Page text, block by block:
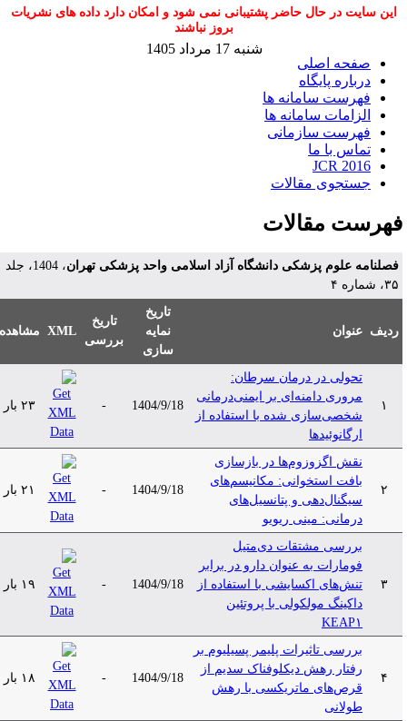
این سایت در حال حاضر پشتیبانی نمی شود و امکان دارد داده های نشریات
بروز نباشند
صفحه اصلی
درباره پایگاه
فهرست سامانه ها
الزامات سامانه ها
فهرست سازمانی
تماس با ما
JCR 2016
جستجوی مقالات
شنبه 17 مرداد 1405
مقالات
فصلنامه علوم پزشکی دانشگاه آزاد اسلامی واحد پزشکی تهران
، 1404، جلد
۳۵، شماره ۴
ردیف عنوان
تاریخ
نمایه
سازی
تاریخ
بررسی
XML مشاهده
تحولی در درمان سرطان:
مروری دامنه‌ای بر ایمنی‌درمانی
شخصی‌سازی شده با استفاده از
ارگانوئیدها
1404/9/18 ۲۳ بار
نقش اگزوزوم‌ها در بازسازی
بافت استخوانی: مکانیسم‌های
سیگنال‌دهی و پتانسیل‌های
درمانی: مینی ریویو
1404/9/18 ۲۱ بار
بررسی مشتقات دی‌متیل
فومارات به عنوان دارو در برابر
تنش‌های اکسایشی با استفاده از
داکینگ مولکولی با پروتئین
KEAP۱
1404/9/18 ۱۹ بار
بررسی تاثیرات پلیمر پسیلیوم بر
رفتار رهش دیکلوفناک سدیم از
قرص‌های ماتریکسی با رهش
طولانی
1404/9/18 ۱۸ بار